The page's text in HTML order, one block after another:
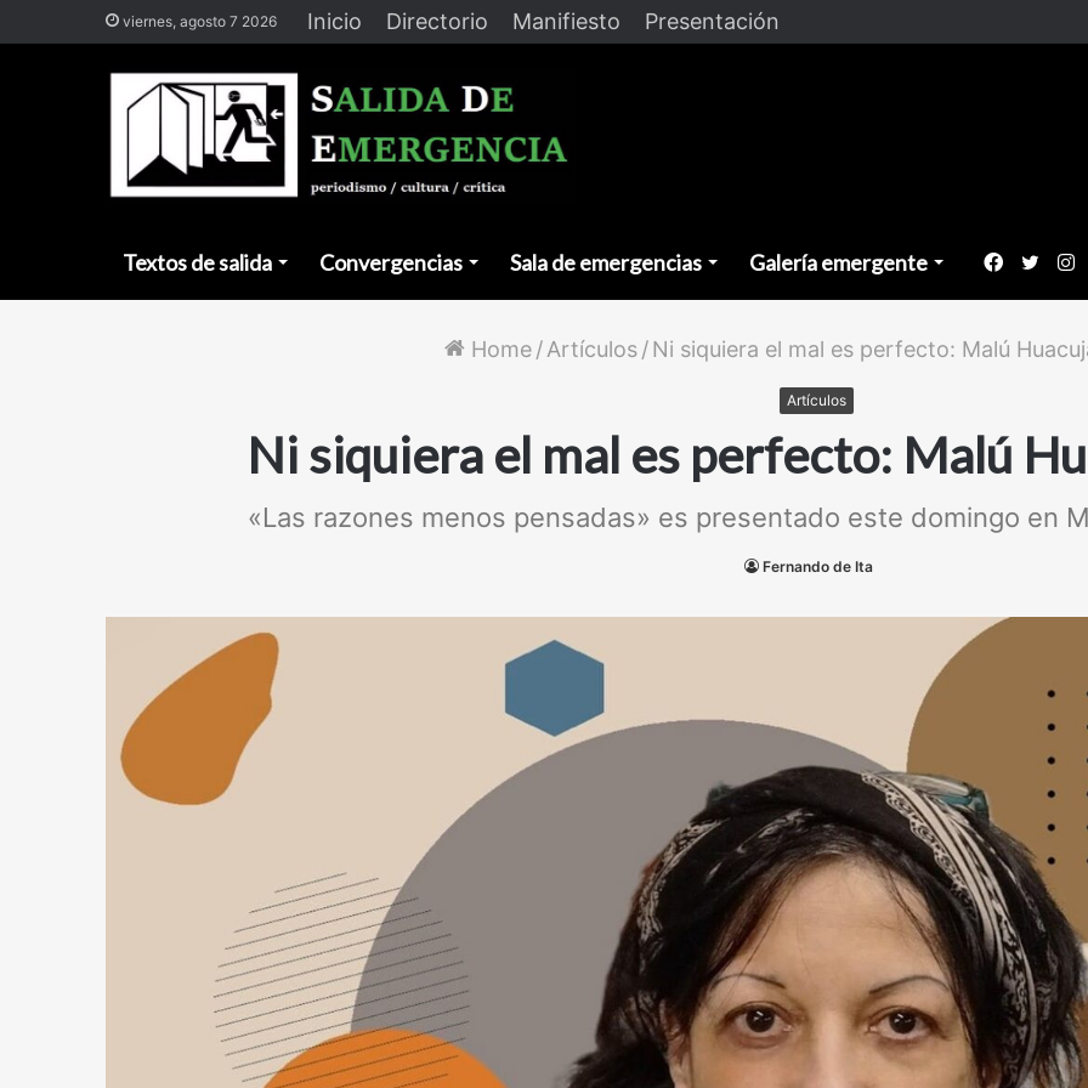
viernes, agosto 7 2026 Inicio Directorio Manifiesto Presentación
Textos de salida Convergencias Sala de emergencias Galería emergente
Home / Artículos / Ni siquiera el mal es perfecto: Malú
Artículos
Ni siquiera el mal es perfecto: Malú
«Las razones menos pensadas» es presentado este domingo en
Fernando de Ita